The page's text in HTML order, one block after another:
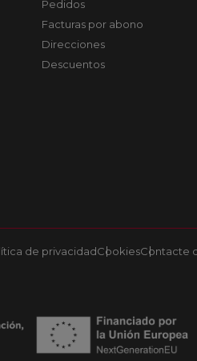
Pedidos
Facturas por abono
Direcciones
Descuentos
de privacidadCookiesContacte